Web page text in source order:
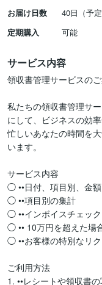
お届け日数
40日（予定
定期購入
可能
サービス内容
領収書管理サービスの
私たちの領収書管理サ
にして、ビジネスの効
忙しいあなたの時間を
います。
サービス内容
◯ ••日付、項目別、金
◯ ••項目別の集計
◯ ••インボイスチェック
◯ •• 10万円を超えた場
◯ ••お客様の特別なリ
ご利用方法
1. ••レシートや領収書